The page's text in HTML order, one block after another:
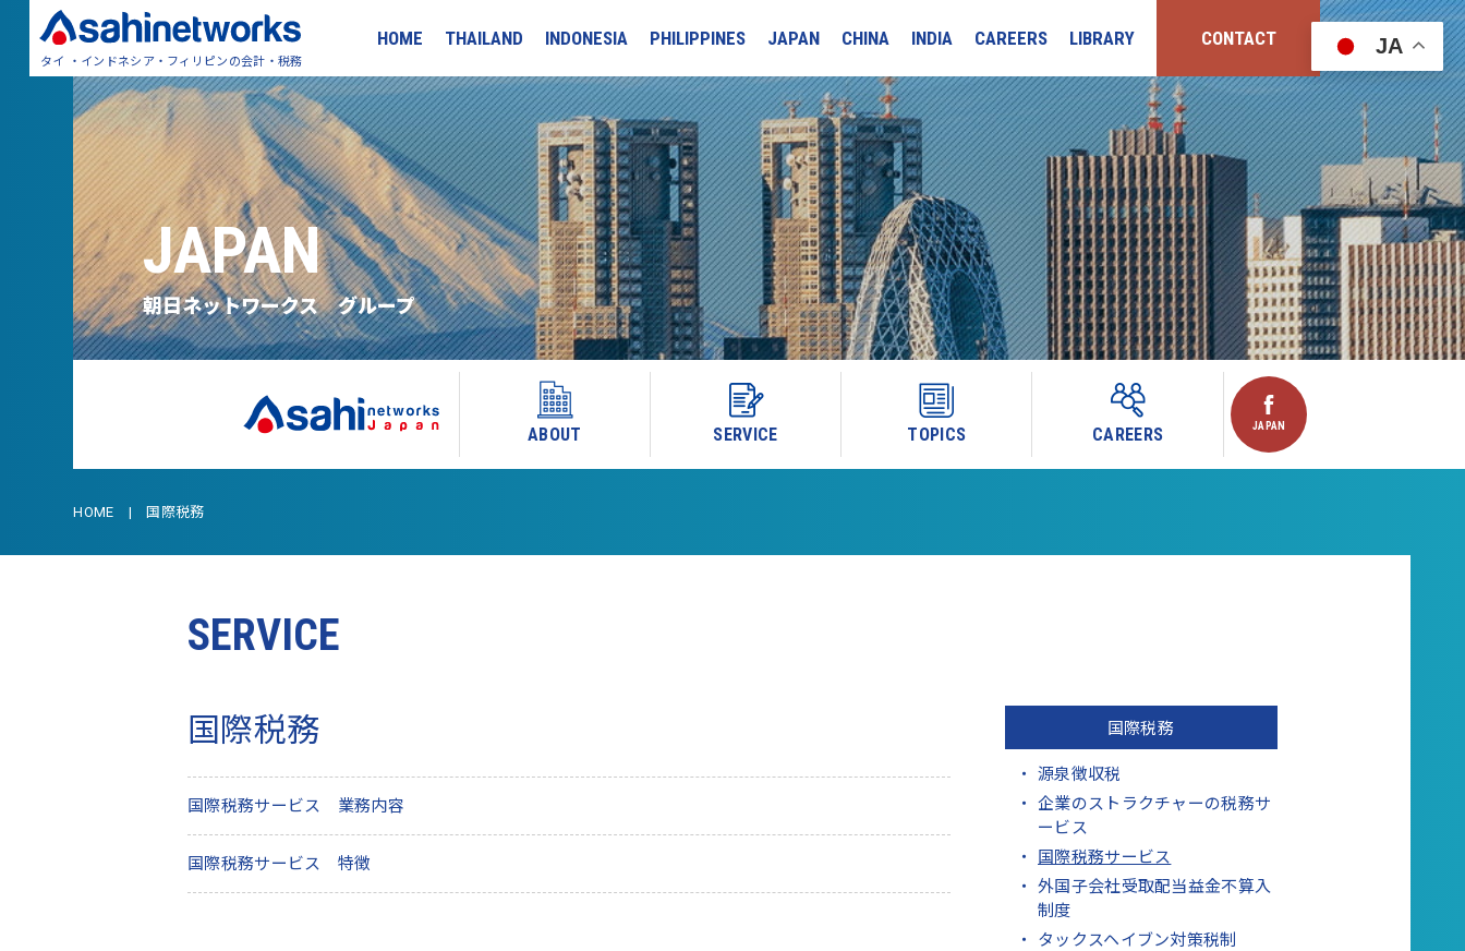
タイ ・インドネシア・フィリピンの会計・税務
HOME THAILAND INDONESIA PHILIPPINES JAPAN CHINA INDIA CAREERS LIBRARY CONTACT
JAPAN
朝日ネットワークス グループ
ABOUT SERVICE TOPICS CAREERS JAPAN
HOME 国際税務
SERVICE
国際税務
国際税務サービス 業務内容
国際税務サービス 特徴
国際税務
源泉徴収税
企業のストラクチャーの税務サ
ービス
国際税務サービス
外国子会社受取配当益金不算入
制度
タックスヘイブン対策税制
JA